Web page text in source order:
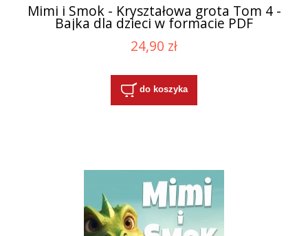
Mimi i Smok - Kryształowa grota Tom 4 -
Bajka dla dzieci w formacie PDF
24,90 zł
do koszyka